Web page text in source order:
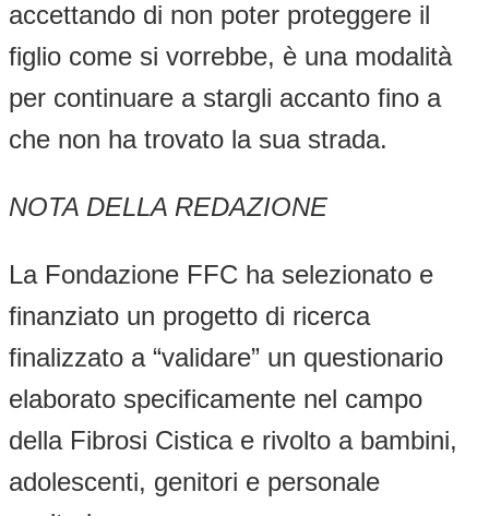
accettando di non poter proteggere il
figlio come si vorrebbe, è una modalità
per continuare a stargli accanto fino a
che non ha trovato la sua strada.
NOTA DELLA REDAZIONE
La Fondazione FFC ha selezionato e
finanziato un progetto di ricerca
finalizzato a “validare” un questionario
elaborato specificamente nel campo
della Fibrosi Cistica e rivolto a bambini,
adolescenti, genitori e personale